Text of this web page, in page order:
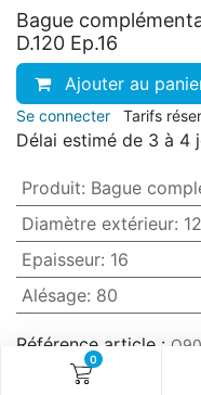
0
Bague
D.120 Ep.16
Ajouter au
Se connecter Tarifs
Délai estimé de 3 à 4
Produit: Bague
Diamètre extérieur:
Epaisseur: 16
Alésage: 80
Référence article :